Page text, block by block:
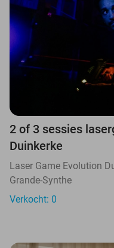
2 of 3 sessies
Duinkerke
Laser Game Evolution
Grande-Synthe
Verkocht: 0